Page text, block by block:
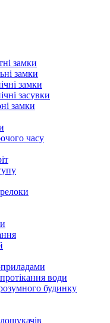
замки
замки
замки
засувки
замки
часу
води
будинку